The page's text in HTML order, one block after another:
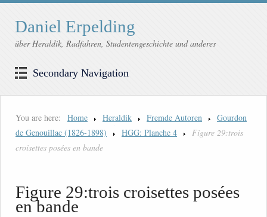
Daniel Erpelding
über Heraldik, Radfahren, Studentengeschichte und anderes
Secondary Navigation
You are here: Home Heraldik Fremde Autoren
Gourdon
de Genouillac (1826-1898)
HGG: Planche 4
Figure 29:trois
croisettes posées en bande
Figure 29:trois croisettes posées
en bande